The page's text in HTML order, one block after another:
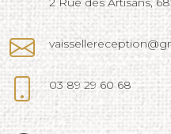
03 89 29 60 68